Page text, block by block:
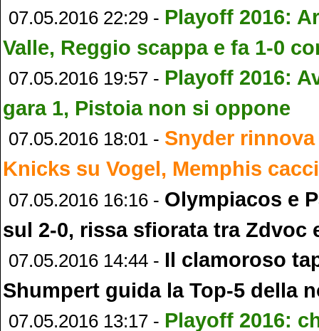
07.05.2016 22:29 - Playoff 2016:
Valle, Reggio scappa e fa 1-0
07.05.2016 19:57 - Playoff 2016:
gara 1, Pistoia non si oppone
07.05.2016 18:01 - Snyder
Knicks su Vogel, Memphis
07.05.2016 16:16 - Olympiacos e
sul 2-0, rissa sfiorata tra Zdvoc
07.05.2016 14:44 - Il clamoroso
Shumpert guida la Top-5 della
07.05.2016 13:17 - Playoff 2016: